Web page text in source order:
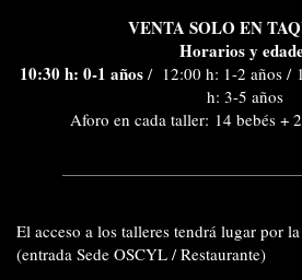
VENTA SOLO EN
Horarios y
10:30 h: 0-1 años / 12:00 h: 1-2 años /
h: 3-5 años
Aforo en cada taller: 14 bebés +
El acceso a los talleres tendrá lugar por
(entrada Sede OSCYL / Restaurante)